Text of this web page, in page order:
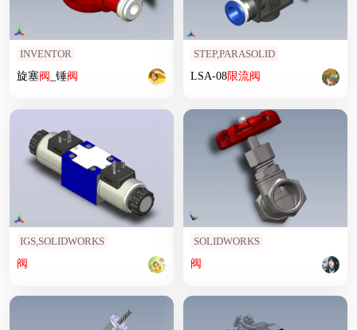
INVENTOR
旋塞阀 _锤阀
STEP,PARASOLID
LSA-08限流阀
IGS,SOLIDWORKS
阀
SOLIDWORKS
阀